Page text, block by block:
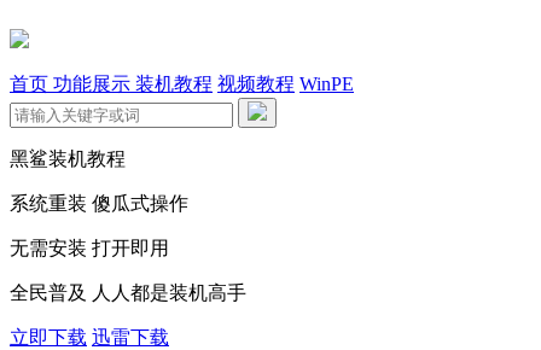
首页 功能展示 装机教程 视频教程 WinPE
黑鲨装机教程
系统重装 傻瓜式操作
无需安装 打开即用
全民普及 人人都是装机高手
立即下载 迅雷下载